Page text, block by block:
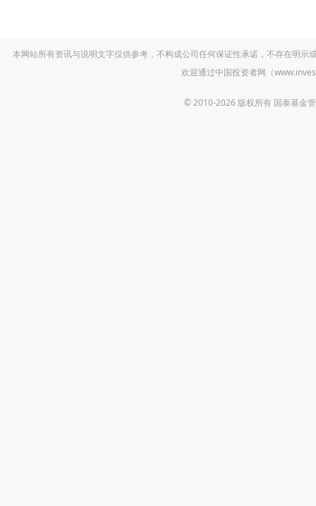
本网站所有资讯与说明文字仅供参考，不构成公司任何保证性承诺，不存在明
欢迎通过中国投资者网（
© 2010-2026 版权所有 国泰基金